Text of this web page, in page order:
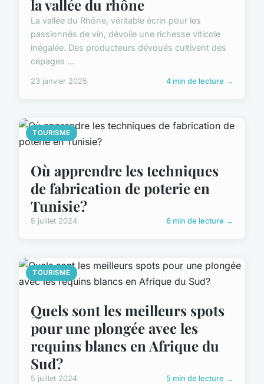
la vallée du rhône
La vallée du Rhône, véritable écrin pour les
passionnés de vin, dévoile une richesse viticole
inégalée. Des producteurs dévoués cultivent des
cépages ...
23 janvier 2025 4 min de lecture →
TOURISME
Où apprendre les techniques
de fabrication de poterie en
Tunisie?
5 juillet 2024 6 min de lecture →
TOURISME
Quels sont les meilleurs spots
pour une plongée avec les
requins blancs en Afrique du
Sud?
5 juillet 2024 5 min de lecture →